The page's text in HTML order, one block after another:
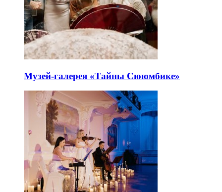
Музей-галерея «Тайны Сююмбике»